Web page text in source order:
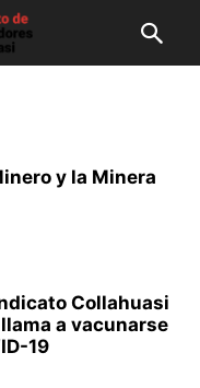
y la Minera
Collahuasi
a vacunarse
19